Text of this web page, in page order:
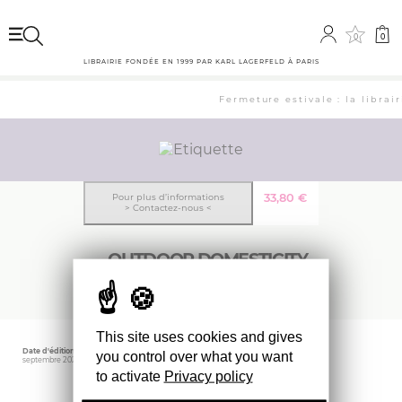
0 0
LIBRAIRIE FONDÉE EN 1999 PAR KARL LAGERFELD À PARIS
Fermeture estivale : la
OUTDOOR DOMESTICITY
33,80€
Pour plus d’informations
> Contactez-nous <
Date d'édition
septembre 2022
Éditeur
ACTAR
This site uses cookies and gives
you control over what you want
to activate Privacy policy